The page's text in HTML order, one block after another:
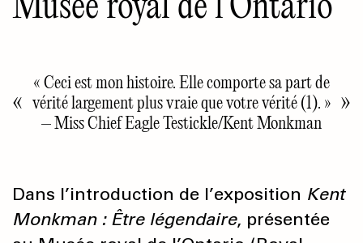
« Ceci est mon histoire. Elle comporte sa part de
vérité largement plus vraie que votre vérité (1). »
– Miss Chief Eagle Testickle/Kent Monkman
Dans l’introduction de l’exposition Kent
Monkman : Être légendaire, présentée